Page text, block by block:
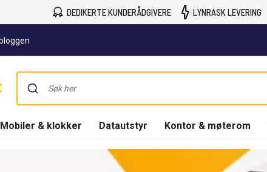
DEDIKERTE KUNDERÅDGIVERE LYNRASK LEVERING
Mobiler & klokker Datautstyr Kontor & møterom